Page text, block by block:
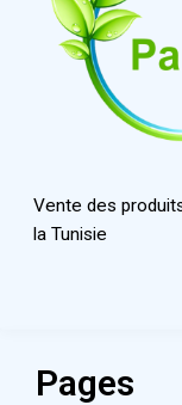
Vente des
la Tunisie
Pages